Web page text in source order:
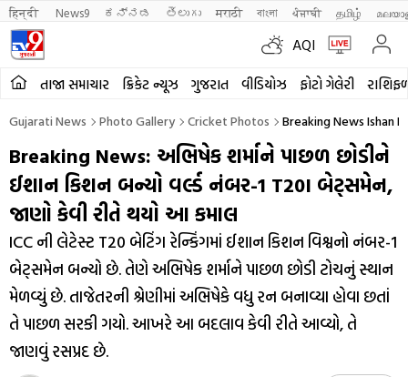
हिन्दी News9 ಕನ್ನಡ తెలుగు मराठी বাংলা ਪੰਜਾਬੀ தமிழ்
AQI
તાજા સમાચાર ક્રિકેટ ન્યૂઝ ગુજરાત વીડિયોઝ ફોટો ગેલેરી
Gujarati News Photo Gallery Cricket Photos Breaking News Ishan
Breaking News: અભિષેક શર્માને પાછળ છોડીને
ઈશાન કિશન બન્યો વર્લ્ડ નંબર-1 T20I બેટ્સમેન,
જાણો કેવી રીતે થયો આ કમાલ
ICC ની લેટેસ્ટ T20 બેટિંગ રેન્કિંગમાં ઈશાન કિશન વિશ્વનો નંબર-1
બેટ્સમેન બન્યો છે. તેણે અભિષેક શર્માને પાછળ છોડી ટોચનું સ્થાન
મેળવ્યું છે. તાજેતરની શ્રેણીમાં અભિષેકે વધુ રન બનાવ્યા હોવા છતાં
તે પાછળ સરકી ગયો. આખરે આ બદલાવ કેવી રીતે આવ્યો, તે
જાણવું રસપ્રદ છે.